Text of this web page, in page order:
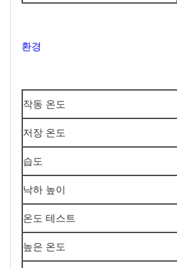
환경
작동 온도
저장 온도
습도
낙하 높이
온도 테스트
높은 온도